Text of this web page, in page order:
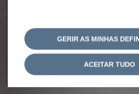
C3 MAX
DISPONÍVEL EM VERSÃO
A partir de 20 750 € c/IVA*
Mais detalhes
GERIR AS MINHAS
ACEITAR TUDO